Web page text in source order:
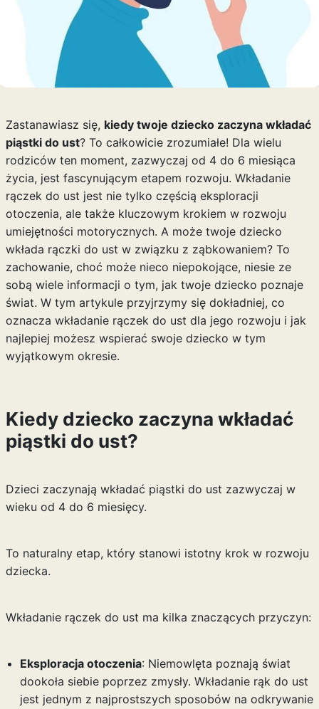
Zastanawiasz się, kiedy twoje dziecko zaczyna wkładać
piąstki do ust? To całkowicie zrozumiałe! Dla wielu
rodziców ten moment, zazwyczaj od 4 do 6 miesiąca
życia, jest fascynującym etapem rozwoju. Wkładanie
rączek do ust jest nie tylko częścią eksploracji
otoczenia, ale także kluczowym krokiem w rozwoju
umiejętności motorycznych. A może twoje dziecko
wkłada rączki do ust w związku z ząbkowaniem? To
zachowanie, choć może nieco niepokojące, niesie ze
sobą wiele informacji o tym, jak twoje dziecko poznaje
świat. W tym artykule przyjrzymy się dokładniej, co
oznacza wkładanie rączek do ust dla jego rozwoju i jak
najlepiej możesz wspierać swoje dziecko w tym
wyjątkowym okresie.
Kiedy dziecko zaczyna wkładać
piąstki do ust?
Dzieci zaczynają wkładać piąstki do ust zazwyczaj w
wieku od 4 do 6 miesięcy.
To naturalny etap, który stanowi istotny krok w rozwoju
dziecka.
Wkładanie rączek do ust ma kilka znaczących przyczyn:
Eksploracja otoczenia: Niemowlęta poznają świat
dookoła siebie poprzez zmysły. Wkładanie rąk do ust
jest jednym z najprostszych sposobów na odkrywanie